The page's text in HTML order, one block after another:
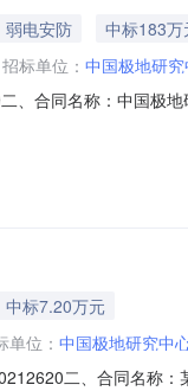
弱电安防
中标183万
招标单位： 中国极地研
、合同名称：中国极
门海洋工程勘察设计
中标7.20万元
单位： 中国极地研究中
二、合同名称